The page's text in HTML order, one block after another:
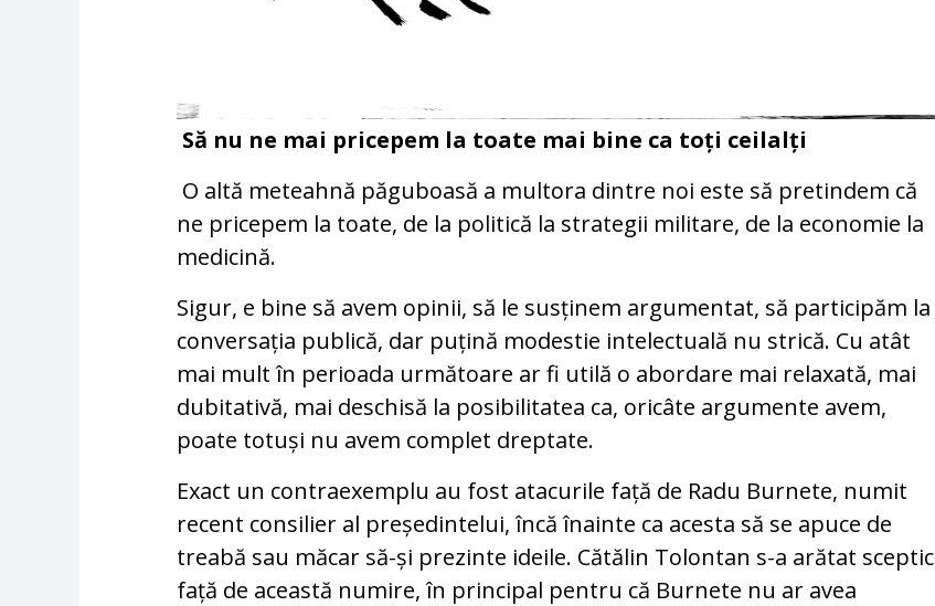
Să nu ne mai pricepem la toate mai bine ca toți ceilalți
O altă meteahnă păguboasă a multora dintre noi este să pretindem că
ne pricepem la toate, de la politică la strategii militare, de la economie la
medicină.
Sigur, e bine să avem opinii, să le susținem argumentat, să participăm la
conversația publică, dar puțină modestie intelectuală nu strică. Cu atât
mai mult în perioada următoare ar fi utilă o abordare mai relaxată, mai
dubitativă, mai deschisă la posibilitatea ca, oricâte argumente avem,
poate totuși nu avem complet dreptate.
Exact un contraexemplu au fost atacurile față de Radu Burnete, numit
recent consilier al președintelui, încă înainte ca acesta să se apuce de
treabă sau măcar să-și prezinte ideile. Cătălin Tolontan s-a arătat sceptic
față de această numire, în principal pentru că Burnete nu ar avea